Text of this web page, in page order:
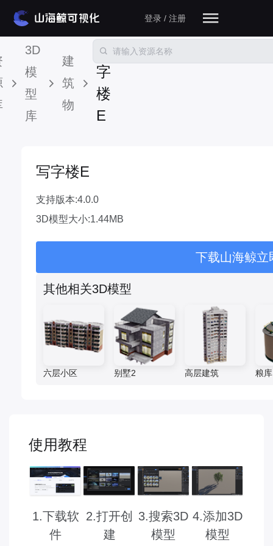
登录 / 注册
3D
模
型
库
建
筑
物
写
字
楼
E
写字楼E
支持版本:4.0.0
3D模型大小:1.44MB
下载山海鲸立
其他相关3D模型
六层小区 别墅2 高层建筑 粮库
使用教程
1.下载软
件
2.打开创
建
3.搜索3D
模型
4.添加3D
模型